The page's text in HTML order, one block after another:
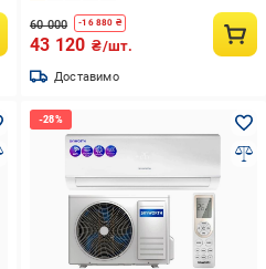
60 000 -16 880 ₴
43 120 ₴/шт.
Доставимо